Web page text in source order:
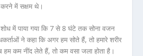
में सक्षम थे।
में पाया गया कि 7 से 8 घंटे तक सोना वजन
ने कहा कि अगर हम सोते हैं, तो हमारे शरीर
कम नींद लेते हैं, तो कम वसा जला होता है।